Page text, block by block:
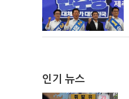
인기 뉴스